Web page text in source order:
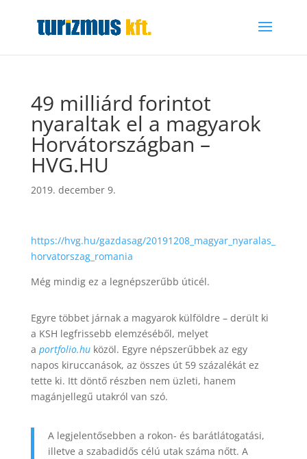
49 milliárd forintot
nyaraltak el a magyarok
Horvátországban –
HVG.HU
2019. december 9.
https://hvg.hu/gazdasag/20191208_magyar_nyaralas_
horvatorszag_romania
Még mindig ez a legnépszerűbb úticél.
Egyre többet járnak a magyarok külföldre – derült ki
a KSH legfrissebb elemzéséből, melyet
a portfolio.huközöl. Egyre népszerűbbek az egy
napos kiruccanások, az összes út 59 százalékát ez
tette ki. Itt döntő részben nem üzleti, hanem
magánjellegű utakról van szó.
A legjelentősebben a rokon- és barátlátogatási,
illetve a szabadidős célú utak száma nőtt. A